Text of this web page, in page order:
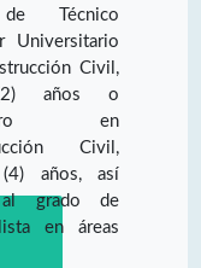
de Técnico
Universitario
Civil,
años o
en
Civil,
años, así
grado de
en áreas